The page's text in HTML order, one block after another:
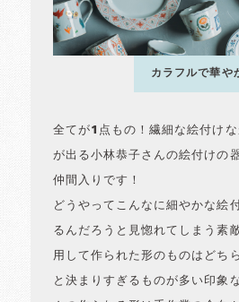
カラフルで華や
全てが1点もの！繊細な絵付け
が出る小林恭子さんの絵付けの
仲間入りです！
どうやってこんなに細やかな絵
るんだろうと見惚れてしまう素
用して作られた形のものはどち
と決まりすぎるものが多い印象